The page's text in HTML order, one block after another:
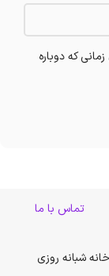
که دوباره
تماس با ما
شبانه روزی